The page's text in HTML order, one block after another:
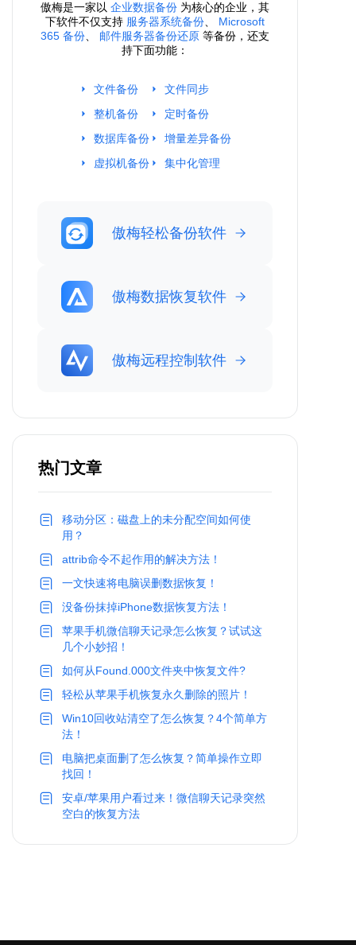
傲梅是一家以 企业数据备份 为核心的企业，其
下软件不仅支持 服务器系统备份
Microsoft
365 备份
邮件服务器备份还原 等备份，还支
持下面功能：
文件备份
整机备份
数据库备份
虚拟机备份
文件同步
定时备份
增量差异备份
集中化管理
傲梅轻松备份软件
傲梅数据恢复软件
傲梅远程控制软件
热门文章
移动分区：磁盘上的未分配空间如何使
用？
attrib命令不起作用的解决方法！
一文快速将电脑误删数据恢复！
没备份抹掉iPhone数据恢复方法！
苹果手机微信聊天记录怎么恢复？试试这
几个小妙招！
如何从Found.000文件夹中恢复文件?
轻松从苹果手机恢复永久删除的照片！
Win10回收站清空了怎么恢复？4个简单方
法！
电脑把桌面删了怎么恢复？简单操作立即
找回！
安卓/苹果用户看过来！微信聊天记录突然
空白的恢复方法